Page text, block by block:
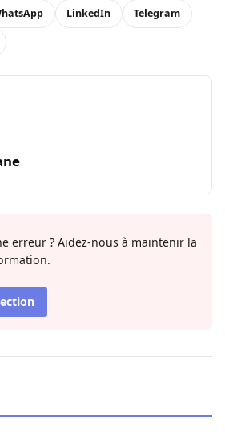
LinkedIn Telegram
erreur ? Aidez-nous à maintenir la